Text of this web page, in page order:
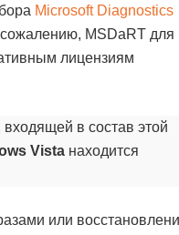
Microsoft Diagnostics
MSDaRT для
лицензиям
входящей в состав этой
Vista находится
или